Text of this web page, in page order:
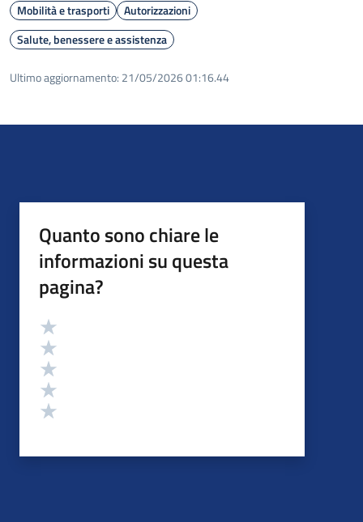
Mobilità e trasporti
Autorizzazioni
Salute, benessere e assistenza
Ultimo aggiornamento: 21/05/2026 01:16.44
Quanto sono chiare le
informazioni su questa
pagina?
Valutazione